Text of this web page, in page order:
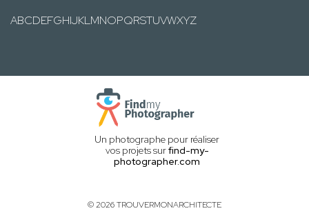
ABCDEFGHIJKLMNOPQRSTUVWXYZ
Un photographe pour réaliser
vos projets surfind-my-
photographer.com
© 2026 TROUVERMONARCHITECTE